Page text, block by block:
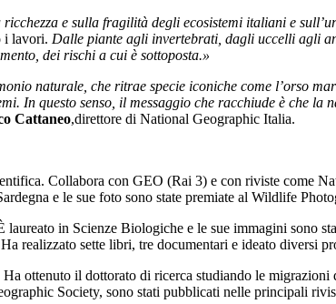
e sulla fragilità degli ecosistemi italiani e
i lavori. Dalle piante agli invertebrati, dagli uccelli agli
dei rischi a cui è sottoposta.»
naturale, che ritrae specie iconiche come l’orso
In questo senso, il messaggio che racchiude è che
Cattaneo,direttore di National Geographic Italia.
Collabora con GEO (Rai 3) e con riviste come
e le sue foto sono state premiate al Wildlife
laureato in Scienze Biologiche e le sue immagini sono
realizzato sette libri, tre documentari e ideato diversi
ottenuto il dottorato di ricerca studiando le
Society, sono stati pubblicati nelle principali